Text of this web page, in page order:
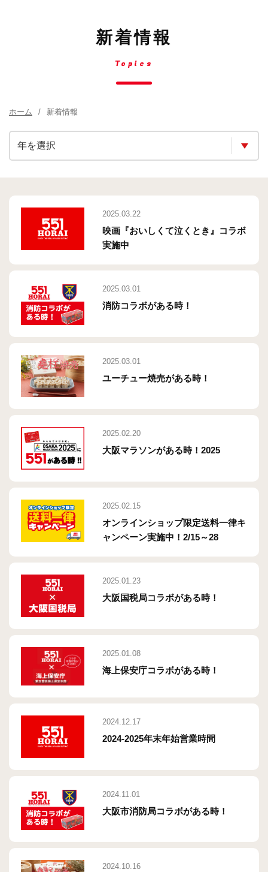
新着情報
Topics
ホーム 新着情報
2025.03.22
映画『おいしくて泣くとき』コラボ
実施中
2025.03.01
消防コラボがある時！
2025.03.01
ユーチュー焼売がある時！
2025.02.20
大阪マラソンがある時！2025
2025.02.15
オンラインショップ限定送料一律キ
ャンペーン実施中！2/15～28
2025.01.23
大阪国税局コラボがある時！
2025.01.08
海上保安庁コラボがある時！
2024.12.17
2024-2025年末年始営業時間
2024.11.01
大阪市消防局コラボがある時！
2024.10.16